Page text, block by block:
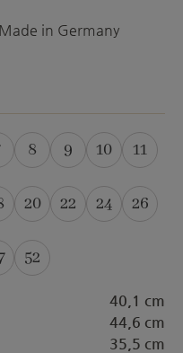
Made in Germany
verfügbar.)
nicht verfügbar.)
zurzeit nicht
ist zurzeit nicht
8 9 10 11
20 22 24 26
52
(Diese Option ist
40,1 cm
44,6 cm
35,5 cm